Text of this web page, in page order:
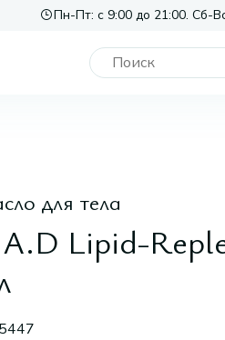
Пн-Пт: с 9:00 до 21:00. Сб-
для тела
Lipid-